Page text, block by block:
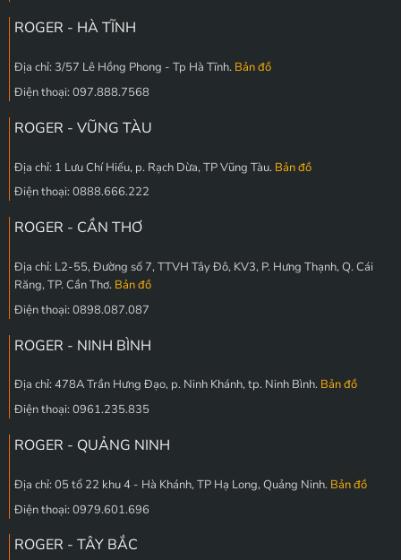
ROGER - HÀ TĨNH
Địa chỉ: 3/57 Lê Hồng Phong - Tp Hà Tĩnh. Bản đồ
Điện thoại: 097.888.7568
ROGER - VŨNG TÀU
Địa chỉ: 1 Lưu Chí Hiếu, p. Rạch Dừa, TP Vũng Tàu. Bản đồ
Điện thoại: 0888.666.222
ROGER - CẦN THƠ
Địa chỉ: L2-55, Đường số 7, TTVH Tây Đô, KV3, P. Hưng Thạnh, Q. Cái
Răng, TP. Cần Thơ. Bản đồ
Điện thoại: 0898.087.087
ROGER - NINH BÌNH
Địa chỉ: 478A Trần Hưng Đạo, p. Ninh Khánh, tp. Ninh Bình. Bản đồ
Điện thoại: 0961.235.835
ROGER - QUẢNG NINH
Địa chỉ: 05 tổ 22 khu 4 - Hà Khánh, TP Hạ Long, Quảng Ninh. Bản đồ
Điện thoại: 0979.601.696
ROGER - TÂY BẮC